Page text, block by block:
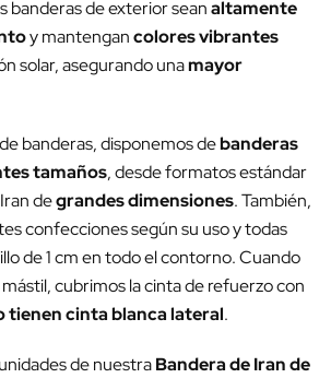
banderas de exterior seanaltamente
y mantengancolores vibrantes
solar, asegurando unamayor
banderas, disponemos debanderas
tamaños, desde formatos estándar
degrandes dimensiones. También,
confecciones según su uso y todas
de 1 cm en todo el contorno. Cuando
cubrimos la cinta de refuerzo con
tienen cinta blanca lateral.
de nuestraBandera de Iran de